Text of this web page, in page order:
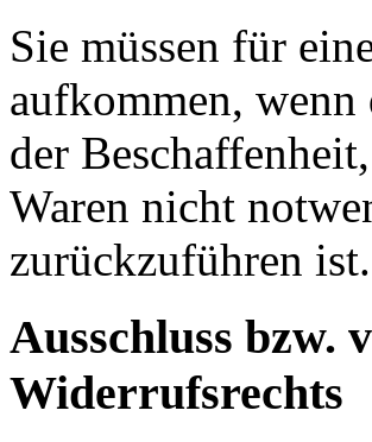
Sie müssen für
aufkommen,
der
Waren nicht
zurückzuführen ist.
Ausschluss bzw.
Widerrufsrechts